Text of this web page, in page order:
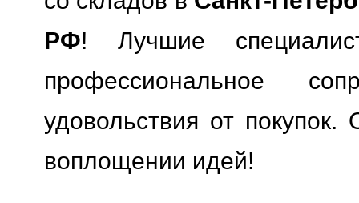
РФ! Лучшие
профессиональное
удовольствия от
воплощении идей!